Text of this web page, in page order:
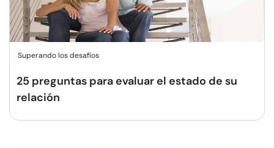
Superando los desafíos
25 preguntas para evaluar el estado de su
relación